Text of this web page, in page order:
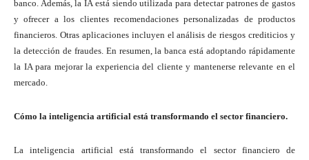
banco. Además, la IA está siendo utilizada para detectar patrones de gastos
y ofrecer a los clientes recomendaciones personalizadas de productos
financieros. Otras aplicaciones incluyen el análisis de riesgos crediticios y
la detección de fraudes. En resumen, la banca está adoptando rápidamente
la IA para mejorar la experiencia del cliente y mantenerse relevante en el
mercado.
Cómo la inteligencia artificial está transformando el sector financiero.
La inteligencia artificial está transformando el sector financiero de